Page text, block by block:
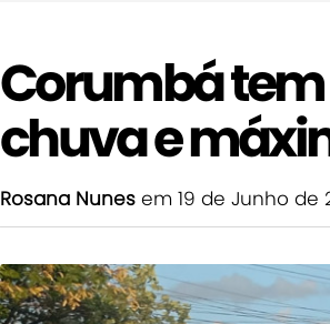
Corumbá
chuva e
Rosana Nunes em 19 de Junho de